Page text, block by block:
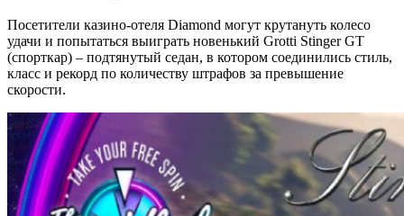
Посетители казино-отеля Diamond могут крутануть колесо
удачи и попытаться выиграть новенький Grotti Stinger GT
(спорткар) – подтянутый седан, в котором соединились стиль,
класс и рекорд по количеству штрафов за превышение
скорости.